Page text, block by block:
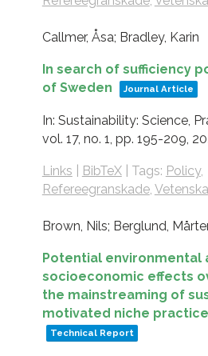
Callmer, Åsa; Bradley, Karin
In search of sufficiency
of Sweden
Journal Article
In: Sustainability: Science,
vol. 17, no. 1, pp. 195-209,
Links BibTeX| Tags: Policy,
Refereegranskade,
Brown, Nils; Berglund,
Potential environmental
socioeconomic effects
the mainstreaming of
motivated niche
Technical Report